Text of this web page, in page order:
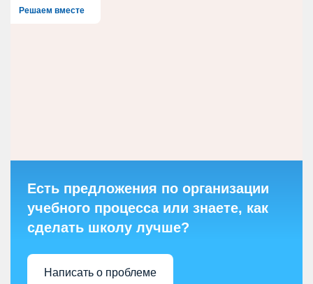
Решаем вместе
Есть предложения по организации
учебного процесса или знаете, как
сделать школу лучше?
Написать о проблеме